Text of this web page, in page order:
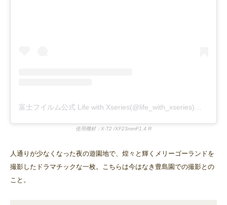
富士フイルム公式 Life with Xseries(@life_with_xseries)がシェアした投稿
使用機材：X-T2 /XF23mmF1.4 R
人通りが少なくなった夜の遊園地で、煌々と輝くメリーゴーランドを
撮影したドラマチックな一枚。こちらは今はなき豊島園での撮影との
こと。